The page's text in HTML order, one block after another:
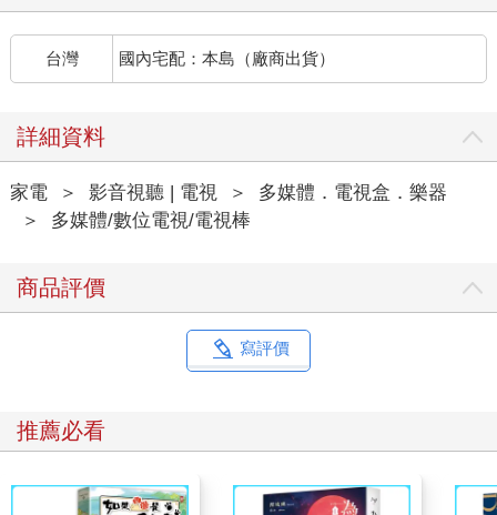
台灣 國內宅配：本島（廠商出貨）
詳細資料
家電 ＞ 影音視聽 | 電視 ＞
多媒體．電視盒．樂器
＞
多媒體/數位電視/電視棒
商品評價
寫評價
推薦必看